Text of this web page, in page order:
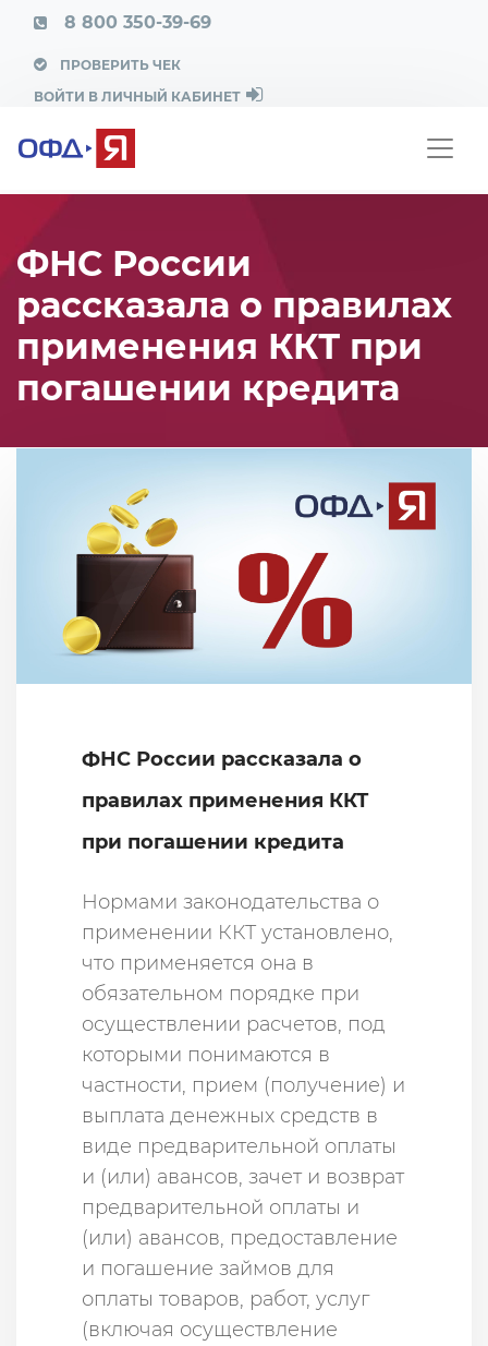
8 800 350-39-69
ПРОВЕРИТЬ ЧЕК
ВОЙТИ В ЛИЧНЫЙ КАБИНЕТ
ФНС России
рассказала о правилах
применения ККТ при
погашении кредита
ФНС России рассказала о
правилах применения ККТ
при погашении кредита
Нормами законодательства о
применении ККТ установлено,
что применяется она в
обязательном порядке при
осуществлении расчетов, под
которыми понимаются в
частности, прием (получение) и
выплата денежных средств в
виде предварительной оплаты
и (или) авансов, зачет и возврат
предварительной оплаты и
(или) авансов, предоставление
и погашение займов для
оплаты товаров, работ, услуг
(включая осуществление